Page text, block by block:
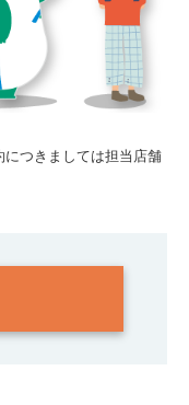
つきましては担当店舗